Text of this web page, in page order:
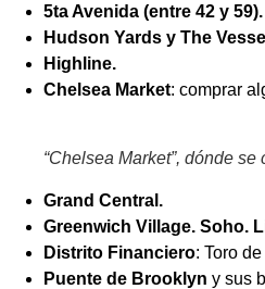
5ta Avenida (entre 42 y 59).
Hudson Yards y The
Highline.
Chelsea Market: comprar
“Chelsea Market”, dónde se
Grand Central.
Greenwich Village. Soho.
Distrito Financiero: Toro
Puente de Brooklyn y sus